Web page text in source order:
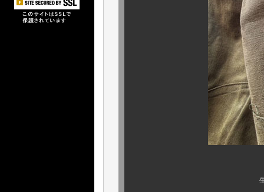
生地近影写真